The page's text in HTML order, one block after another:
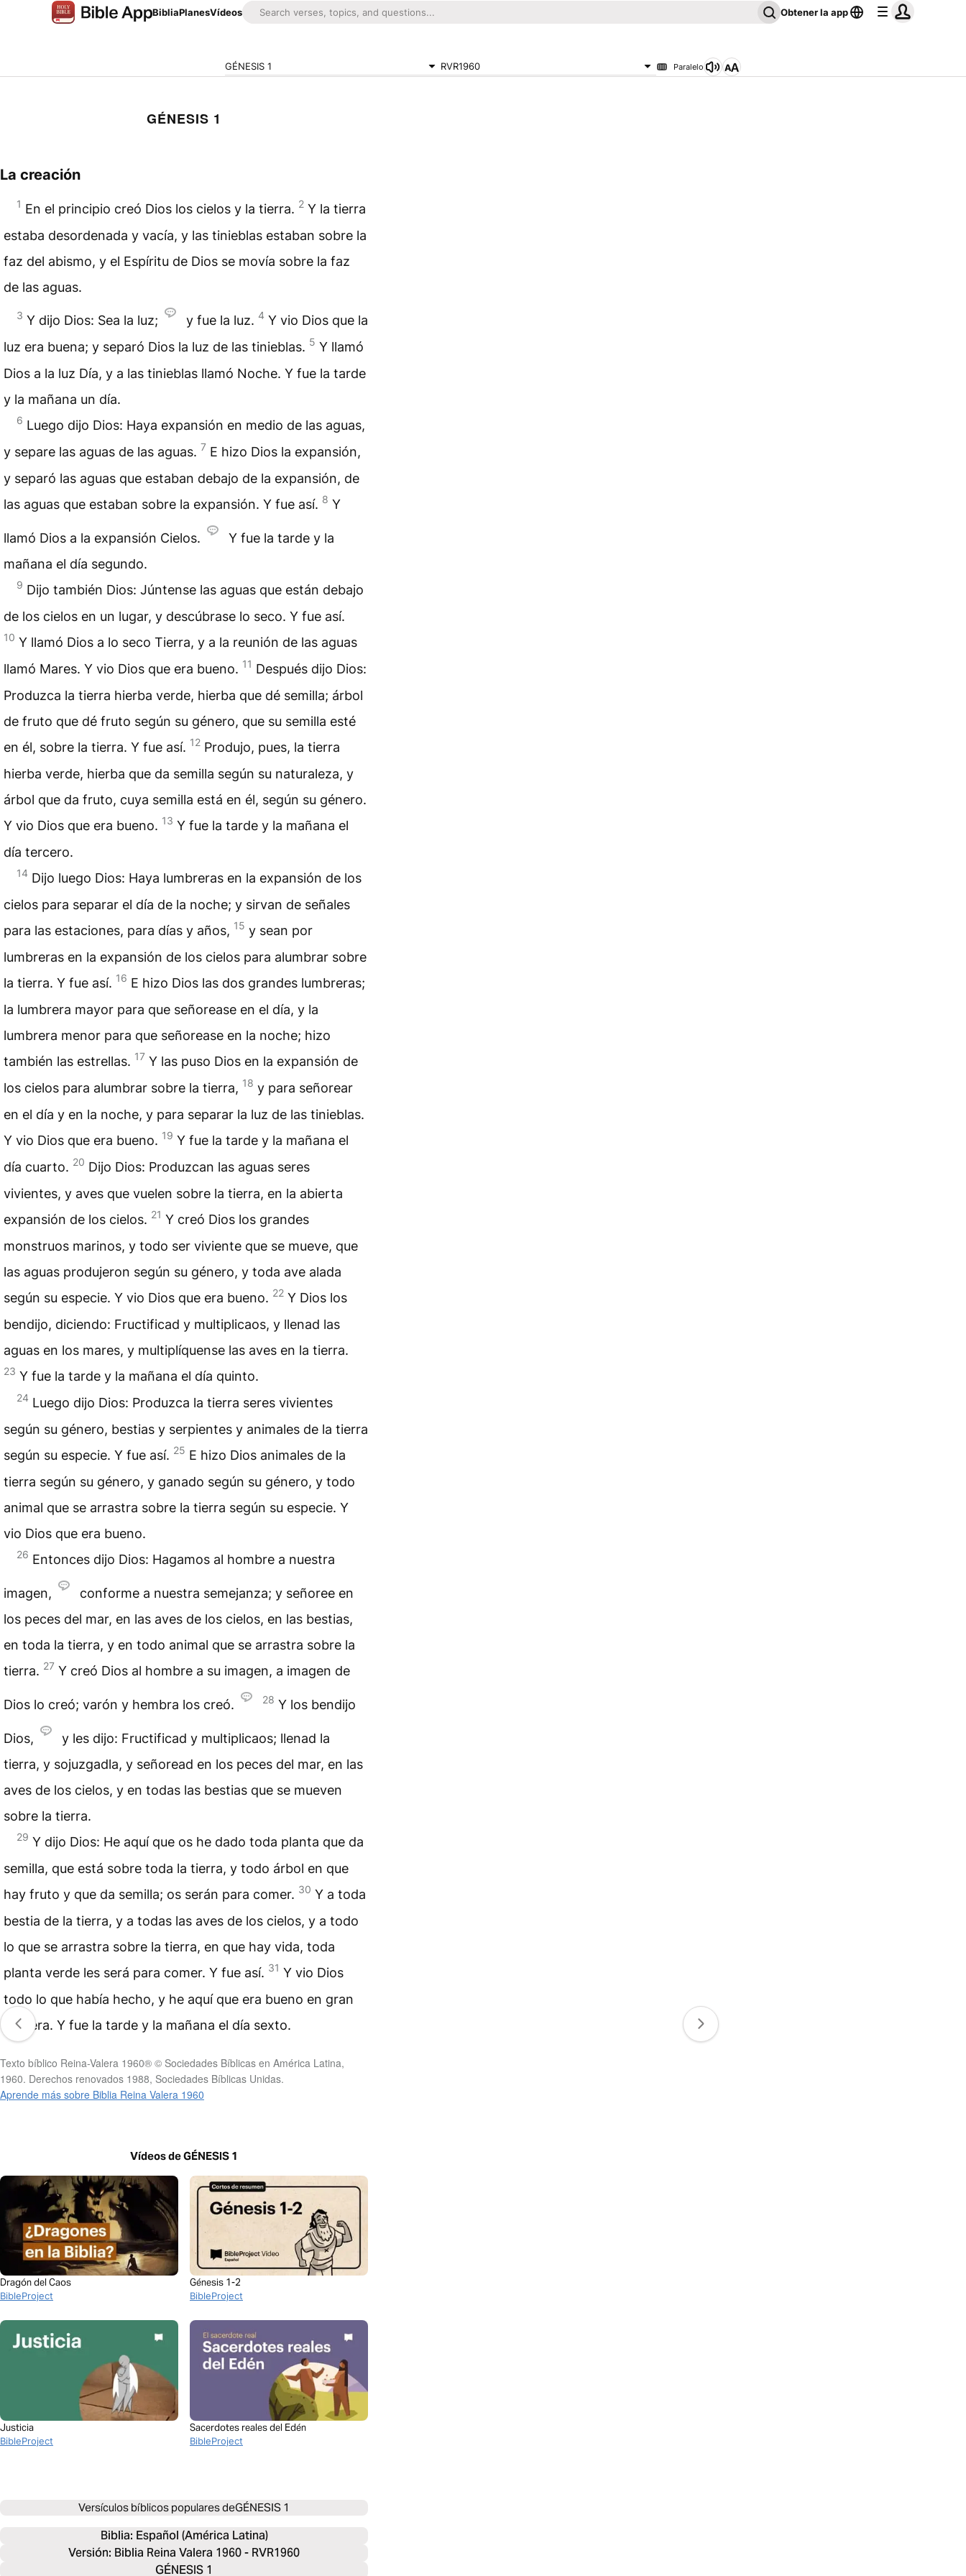
BibliaPlanesVídeos Obtener la app
GÉNESIS 1 RVR1960 Paralelo
GÉNESIS 1
La creación
1 En el principio creó Dios los cielos y la tierra. 2 Y la tierra
estaba desordenada y vacía, y las tinieblas estaban sobre la
faz del abismo, y el Espíritu de Dios se movía sobre la faz
de las aguas.
3 Y dijo Dios: Sea la luz; y fue la luz. 4 Y vio Dios que la
luz era buena; y separó Dios la luz de las tinieblas. 5 Y llamó
Dios a la luz Día, y a las tinieblas llamó Noche. Y fue la tarde
y la mañana un día.
6 Luego dijo Dios: Haya expansión en medio de las aguas,
y separe las aguas de las aguas. 7 E hizo Dios la expansión,
y separó las aguas que estaban debajo de la expansión, de
las aguas que estaban sobre la expansión. Y fue así. 8 Y
llamó Dios a la expansión Cielos.
Y fue la tarde y la
mañana el día segundo.
9 Dijo también Dios: Júntense las aguas que están debajo
de los cielos en un lugar, y descúbrase lo seco. Y fue así.
10 Y llamó Dios a lo seco Tierra, y a la reunión de las aguas
llamó Mares. Y vio Dios que era bueno. 11 Después dijo Dios:
Produzca la tierra hierba verde, hierba que dé semilla; árbol
de fruto que dé fruto según su género, que su semilla esté
en él, sobre la tierra. Y fue así. 12 Produjo, pues, la tierra
hierba verde, hierba que da semilla según su naturaleza, y
árbol que da fruto, cuya semilla está en él, según su género.
Y vio Dios que era bueno. 13 Y fue la tarde y la mañana el
día tercero.
14 Dijo luego Dios: Haya lumbreras en la expansión de los
cielos para separar el día de la noche; y sirvan de señales
para las estaciones, para días y años, 15 y sean por
lumbreras en la expansión de los cielos para alumbrar sobre
la tierra. Y fue así. 16 E hizo Dios las dos grandes lumbreras;
la lumbrera mayor para que señorease en el día, y la
lumbrera menor para que señorease en la noche; hizo
también las estrellas. 17 Y las puso Dios en la expansión de
los cielos para alumbrar sobre la tierra, 18 y para señorear
en el día y en la noche, y para separar la luz de las tinieblas.
Y vio Dios que era bueno. 19 Y fue la tarde y la mañana el
día cuarto. 20 Dijo Dios: Produzcan las aguas seres
vivientes, y aves que vuelen sobre la tierra, en la abierta
expansión de los cielos. 21 Y creó Dios los grandes
monstruos marinos, y todo ser viviente que se mueve, que
las aguas produjeron según su género, y toda ave alada
según su especie. Y vio Dios que era bueno. 22 Y Dios los
bendijo, diciendo: Fructificad y multiplicaos, y llenad las
aguas en los mares, y multiplíquense las aves en la tierra.
23 Y fue la tarde y la mañana el día quinto.
24 Luego dijo Dios: Produzca la tierra seres vivientes
según su género, bestias y serpientes y animales de la tierra
según su especie. Y fue así. 25 E hizo Dios animales de la
tierra según su género, y ganado según su género, y todo
animal que se arrastra sobre la tierra según su especie. Y
vio Dios que era bueno.
26 Entonces dijo Dios: Hagamos al hombre a nuestra
imagen,
conforme a nuestra semejanza; y señoree en
los peces del mar, en las aves de los cielos, en las bestias,
en toda la tierra, y en todo animal que se arrastra sobre la
tierra. 27 Y creó Dios al hombre a su imagen, a imagen de
Dios lo creó; varón y hembra los creó. 28 Y los bendijo
Dios,
y les dijo: Fructificad y multiplicaos; llenad la
tierra, y sojuzgadla, y señoread en los peces del mar, en las
aves de los cielos, y en todas las bestias que se mueven
sobre la tierra.
29 Y dijo Dios: He aquí que os he dado toda planta que da
semilla, que está sobre toda la tierra, y todo árbol en que
hay fruto y que da semilla; os serán para comer. 30 Y a toda
bestia de la tierra, y a todas las aves de los cielos, y a todo
lo que se arrastra sobre la tierra, en que hay vida, toda
planta verde les será para comer. Y fue así. 31 Y vio Dios
todo lo que había hecho, y he aquí que era bueno en gran
manera. Y fue la tarde y la mañana el día sexto.
Texto bíblico Reina-Valera 1960® © Sociedades Bíblicas en América Latina,
1960. Derechos renovados 1988, Sociedades Bíblicas Unidas.
Aprende más sobre Biblia Reina Valera 1960
Vídeos de GÉNESIS 1
Dragón del Caos
BibleProject
Génesis 1-2
BibleProject
Justicia
BibleProject
Sacerdotes reales del Edén
BibleProject
Versículos bíblicos populares deGÉNESIS 1
Biblia: Español (América Latina)
Versión: Biblia Reina Valera 1960 - RVR1960
GÉNESIS 1